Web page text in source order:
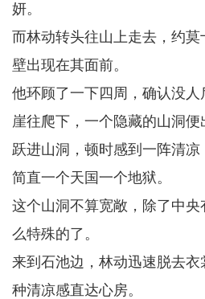
妍。
而林动转头往山上走去，约
壁出现在其面前。
他环顾了一下四周，确认没
崖往爬下，一个隐藏的山洞便
跃进山洞，顿时感到一阵清凉
简直一个天国一个地狱。
这个山洞不算宽敞，除了中
么特殊的了。
来到石池边，林动迅速脱去
种清凉感直达心房。